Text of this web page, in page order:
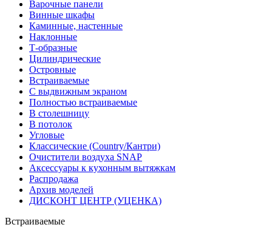
Варочные панели
Винные шкафы
Каминные, настенные
Наклонные
Т-образные
Цилиндрические
Островные
Встраиваемые
С выдвижным экраном
Полностью встраиваемые
В столешницу
В потолок
Угловые
Классические (Country/Кантри)
Очистители воздуха SNAP
Аксессуары к кухонным вытяжкам
Распродажа
Архив моделей
ДИСКОНТ ЦЕНТР (УЦЕНКА)
Встраиваемые